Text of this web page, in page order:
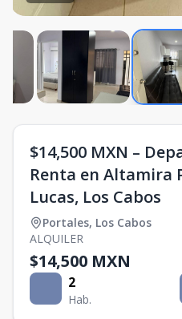
$14,500 MXN –
Renta en Altamira
Lucas, Los Cabos
Portales, Los Cabos
ALQUILER
$14,500 MXN
2
Hab.